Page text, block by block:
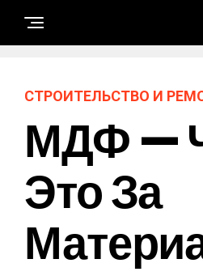
СТРОИТЕЛЬСТВО И
МДФ —
Это За